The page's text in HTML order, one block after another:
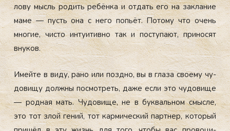
лову мысль ро­дить ре­бён­ка и от­дать его на зак­ла­ние
ма­ме — пусть она с не­го попь­ёт. По­тому что очень
мно­гие, чис­то ин­ту­итив­но так и пос­ту­па­ют, при­носят
вну­ков.
Имей­те в ви­ду, ра­но или поз­дно, вы в гла­за сво­ему чу­
дови­щу дол­жны пос­мотреть, да­же ес­ли это чу­дови­ще
— род­ная мать. Чу­дови­ще, не в бук­валь­ном смыс­ле,
это тот злой ге­ний, тот кар­ми­чес­кий пар­тнер, ко­торый